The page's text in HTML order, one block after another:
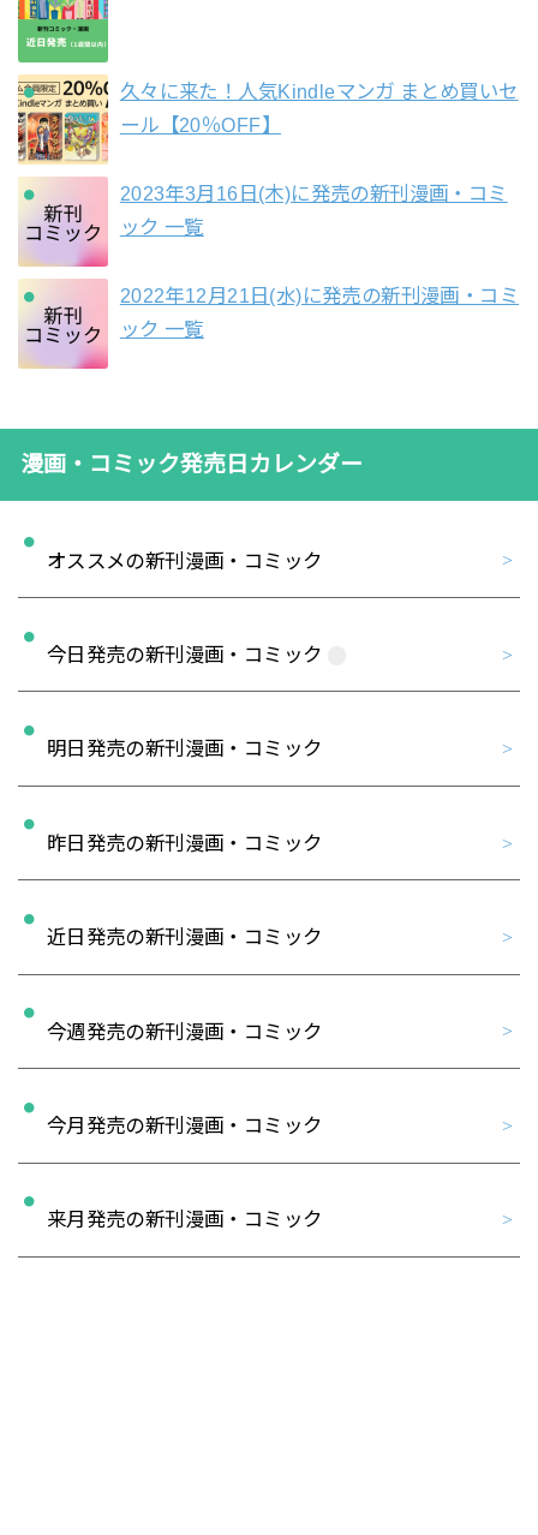
久々に来た！人気Kindleマンガ まとめ買いセ
ール【20％OFF】
2023年3月16日(木)に発売の新刊漫画・コミ
ック 一覧
2022年12月21日(水)に発売の新刊漫画・コミ
ック 一覧
漫画・コミック発売日カレンダー
オススメの新刊漫画・コミック
今日発売の新刊漫画・コミック
明日発売の新刊漫画・コミック
昨日発売の新刊漫画・コミック
近日発売の新刊漫画・コミック
今週発売の新刊漫画・コミック
今月発売の新刊漫画・コミック
来月発売の新刊漫画・コミック